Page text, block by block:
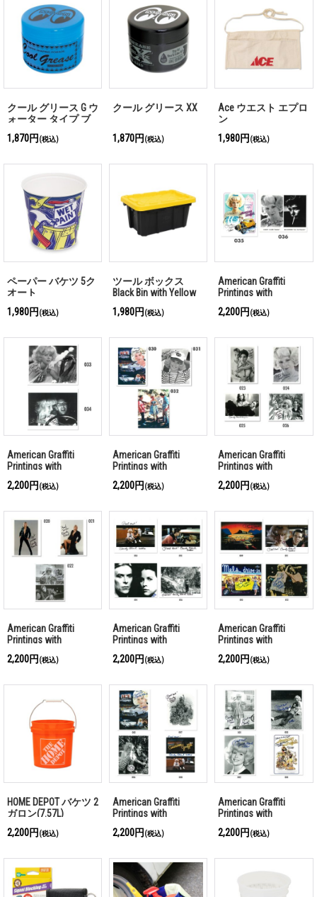
クール グリース G ウ
ォーター タイプ ブ
1,870円(税込)
クール グリース XX
1,870円(税込)
Ace ウエスト エプロ
ン
1,980円(税込)
ペーパー バケツ 5ク
オート
1,980円 (税込)
ツール ボックス
Black Bin with Yellow
1,980円 (税込)
American Graffiti
Printings with
2,200円 (税込)
American Graffiti
Printings with
2,200円 (税込)
American Graffiti
Printings with
2,200円 (税込)
American Graffiti
Printings with
2,200円 (税込)
American Graffiti
Printings with
2,200円 (税込)
American Graffiti
Printings with
2,200円 (税込)
American Graffiti
Printings with
2,200円 (税込)
HOME DEPOT バケツ 2
ガロン(7.57L)
2,200円 (税込)
American Graffiti
Printings with
Autograph (B)
2,200円 (税込)
American Graffiti
Printings with
Autograph (A)
2,200円 (税込)